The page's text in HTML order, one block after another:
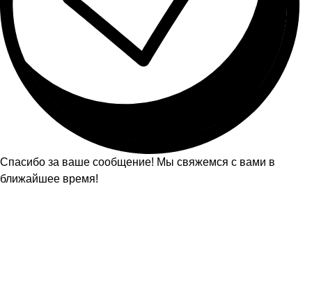
Спасибо за ваше сообщение! Мы свяжемся с вами в
ближайшее время!